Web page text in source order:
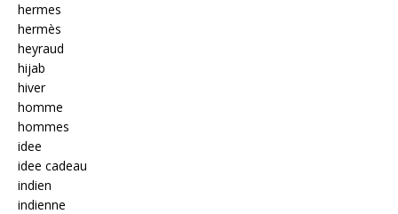
hermes
hermès
heyraud
hijab
hiver
homme
hommes
idee
idee cadeau
indien
indienne